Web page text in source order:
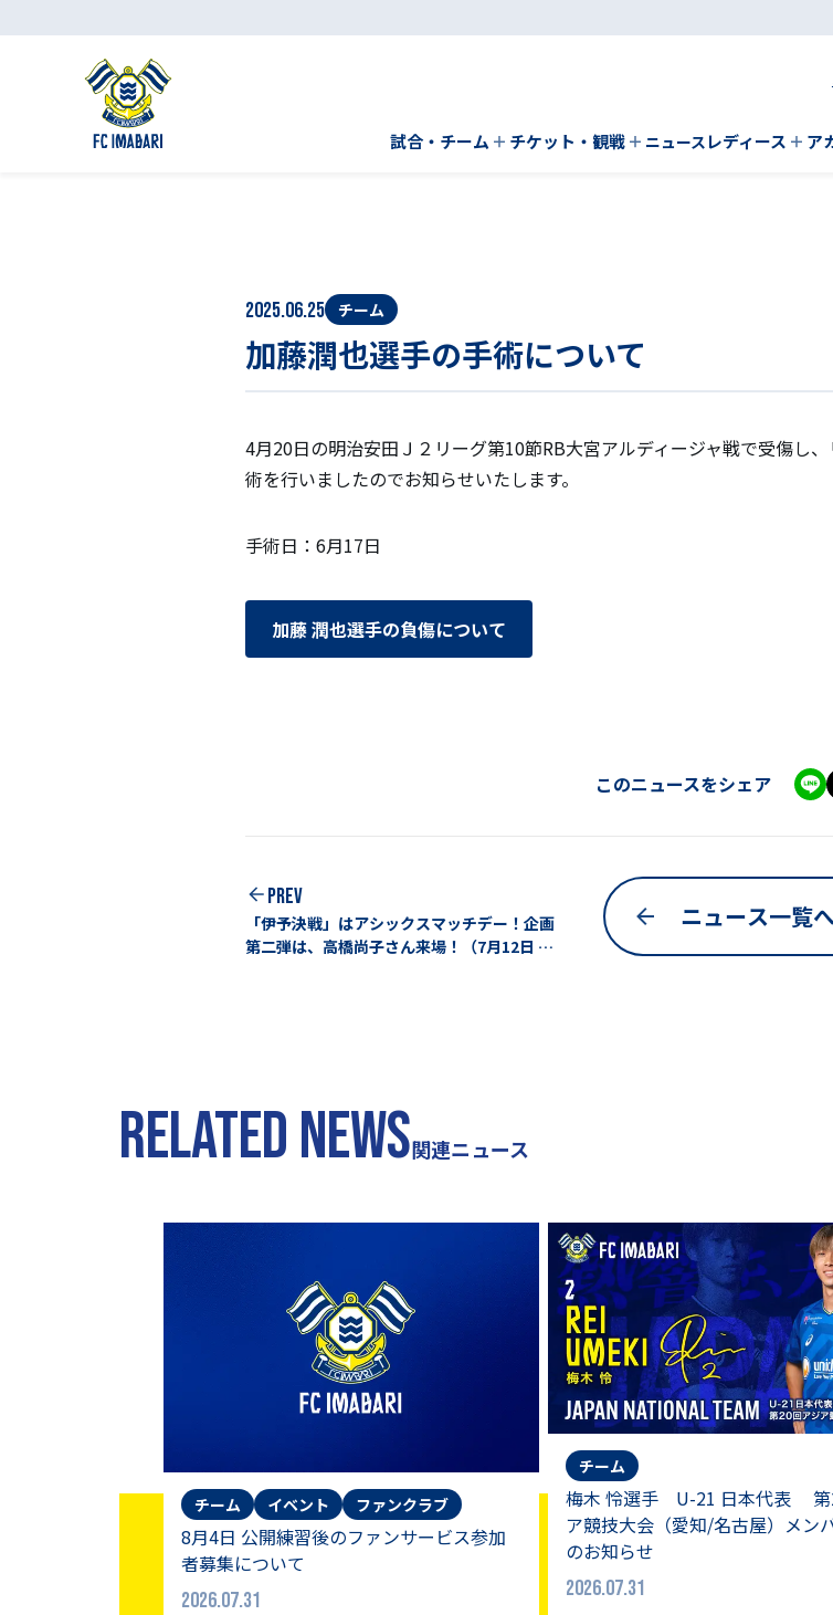
試合・チーム チケット・観戦 ニュース レディース ア
2025.06.25 チーム
加藤潤也選手の手術について
4月20日の明治安田Ｊ２リーグ第10節RB大宮アルディージャ戦で受傷し
術を行いましたのでお知らせいたします。
手術日：6月17日
加藤 潤也選手の負傷について
このニュースをシェア
PREV
「伊予決戦」はアシックスマッチデー！企画
第二弾は、高橋尚子さん来場！（7月12日 愛
ニュース一覧
RELATED NEWS関連ニュース
チーム イベント ファンクラブ
8月4日 公開練習後のファンサービス参加
者募集について
2026.07.31
チーム
梅木 怜選手 U-21 日本代表 第
ア競技大会（愛知/名古屋）メン
のお知らせ
2026.07.31